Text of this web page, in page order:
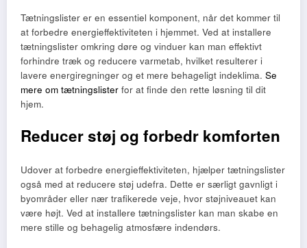
Tætningslister er en essentiel komponent, når det kommer til
at forbedre energieffektiviteten i hjemmet. Ved at installere
tætningslister omkring døre og vinduer kan man effektivt
forhindre træk og reducere varmetab, hvilket resulterer i
lavere energiregninger og et mere behageligt indeklima. Se
mere om tætningslister for at finde den rette løsning til dit
hjem.
Reducer støj og forbedr komforten
Udover at forbedre energieffektiviteten, hjælper tætningslister
også med at reducere støj udefra. Dette er særligt gavnligt i
byområder eller nær trafikerede veje, hvor støjniveauet kan
være højt. Ved at installere tætningslister kan man skabe en
mere stille og behagelig atmosfære indendørs.